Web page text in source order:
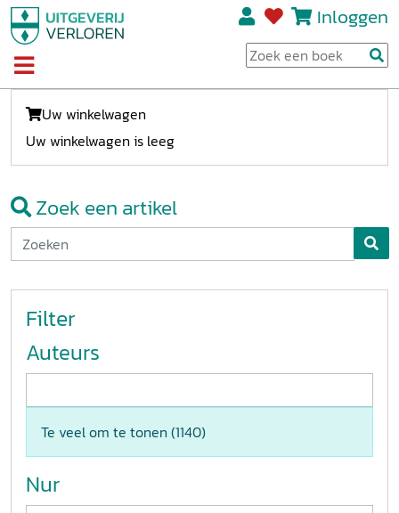
Inloggen
Uw winkelwagen
Uw winkelwagen is leeg
Zoek een artikel
Filter
Auteurs
Te veel om te tonen (1140)
Nur